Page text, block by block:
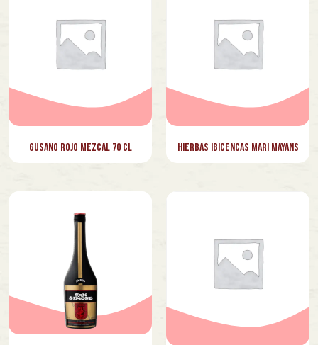
Gusano Rojo Mezcal 70 cl Hierbas Ibicencas Mari Mayans